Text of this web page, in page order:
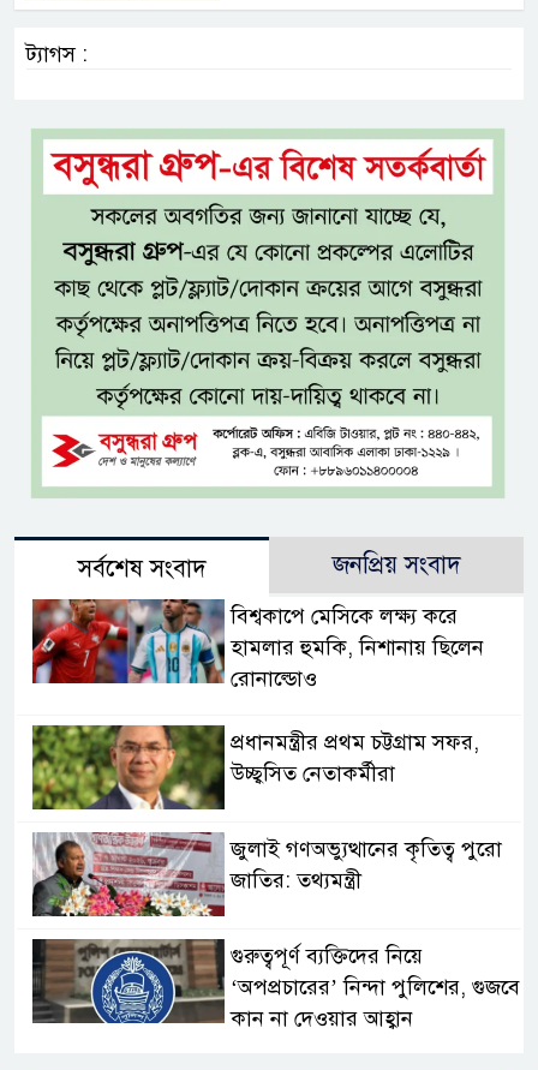
ট্যাগস :
সর্বশেষ সংবাদ জনপ্রিয় সংবাদ
বিশ্বকাপে মেসিকে লক্ষ্য করে
হামলার হুমকি, নিশানায় ছিলেন
রোনাল্ডোও
প্রধানমন্ত্রীর প্রথম চট্টগ্রাম সফর,
উচ্ছ্বসিত নেতাকর্মীরা
জুলাই গণঅভ্যুত্থানের কৃতিত্ব পুরো
জাতির: তথ্যমন্ত্রী
গুরুত্বপূর্ণ ব্যক্তিদের নিয়ে
‘অপপ্রচারের’ নিন্দা পুলিশের, গুজবে
কান না দেওয়ার আহ্বান